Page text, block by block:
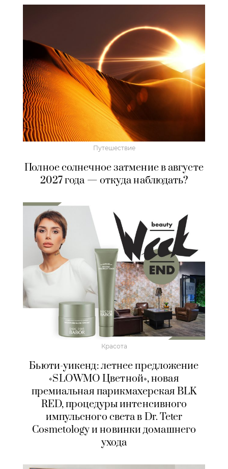
Путешествие
Полное солнечное затмение в августе
2027 года — откуда наблюдать?
Красота
Бьюти-уикенд: летнее предложение
«SLOWMO Цветной», новая
премиальная парикмахерская BLK
RED, процедуры интенсивного
импульсного света в Dr. Teter
Cosmetology и новинки домашнего
ухода